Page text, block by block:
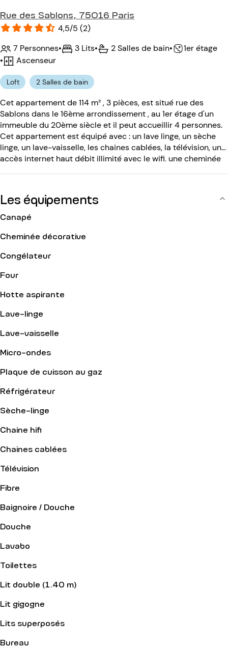
Rue des Sablons, 75016 Paris
4,5/5 (2)
7 Personnes• 3 Lits• 2 Salles de bain•
1er étage
•
Ascenseur
Loft 2 Salles de bain
Cet appartement de 114 m² , 3 pièces, est situé rue des
Sablons dans le 16ème arrondissement , au 1er étage d'un
immeuble du 20ème siècle et il peut accueillir 4 personnes.
Cet appartement est équipé avec : un lave linge, un sèche
linge, un lave-vaisselle, les chaines cablées, la télévision, un
accès internet haut débit illimité avec le wifi, une cheminée
d'entrée, deux interphones, une concierge. Il y a une dizaine
de marches à monter pour accéder à l'ascenseur.
Les équipements
Canapé
Cheminée décorative
Congélateur
Four
Hotte aspirante
Lave-linge
Lave-vaisselle
Micro-ondes
Plaque de cuisson au gaz
Réfrigérateur
Sèche-linge
Chaine hifi
Chaines cablées
Télévision
Fibre
Baignoire / Douche
Douche
Lavabo
Toilettes
Lit double (1.40 m)
Lit gigogne
Lits superposés
Bureau